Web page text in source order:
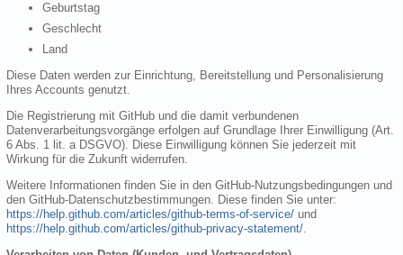
Geburtstag
Geschlecht
Land
Diese Daten werden zur Einrichtung, Bereitstellung und Personalisierung
Ihres Accounts genutzt.
Die Registrierung mit GitHub und die damit verbundenen
Datenverarbeitungsvorgänge erfolgen auf Grundlage Ihrer Einwilligung (Art.
6 Abs. 1 lit. a DSGVO). Diese Einwilligung können Sie jederzeit mit
Wirkung für die Zukunft widerrufen.
Weitere Informationen finden Sie in den GitHub-Nutzungsbedingungen und
den GitHub-Datenschutzbestimmungen. Diese finden Sie unter:
https://help.github.com/articles/github-terms-of-service/ und
https://help.github.com/articles/github-privacy-statement/.